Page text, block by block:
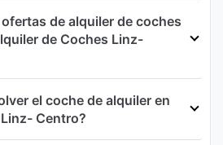
de alquiler de coches
de Coches Linz-
el coche de alquiler en
Centro?